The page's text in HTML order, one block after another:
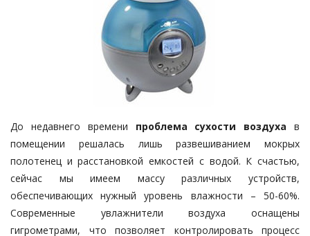
Контакты
Город: Колумбус
До недавнего времени проблема сухости воздуха в
помещении решалась лишь развешиванием мокрых
полотенец и расстановкой емкостей с водой. К счастью,
сейчас мы имеем массу различных устройств,
обеспечивающих нужный уровень влажности – 50-60%.
Современные увлажнители воздуха оснащены
гигрометрами, что позволяет контролировать процесс